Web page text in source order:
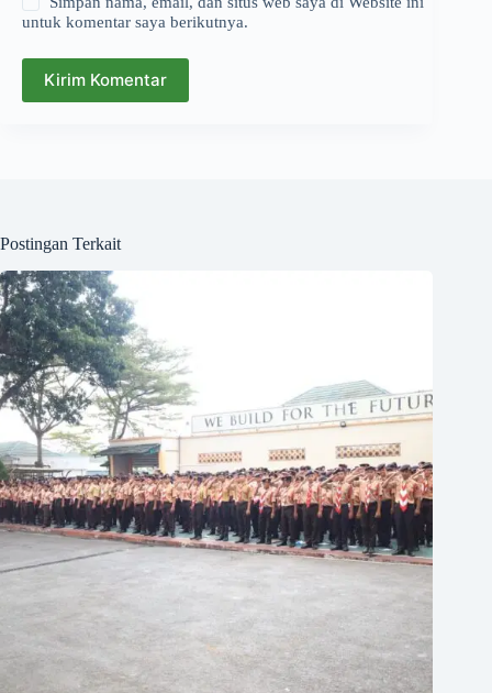
untuk komentar saya berikutnya.
Kirim Komentar
Postingan Terkait